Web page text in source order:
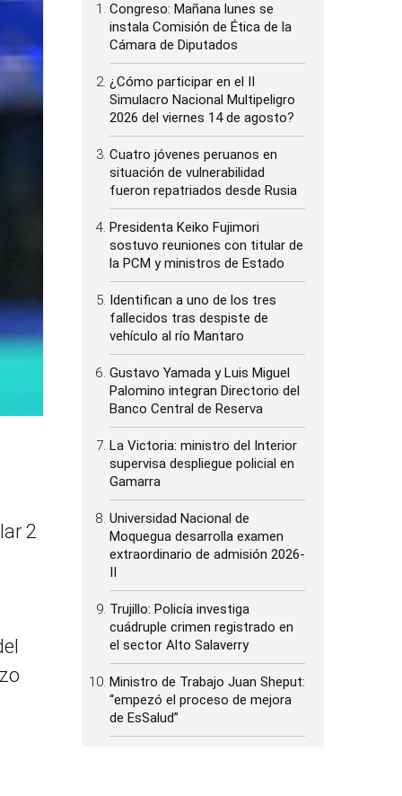
2
Congreso: Mañana lunes se
instala Comisión de Ética de la
Cámara de Diputados
¿Cómo participar en el II
Simulacro Nacional Multipeligro
2026 del viernes 14 de agosto?
Cuatro jóvenes peruanos en
situación de vulnerabilidad
fueron repatriados desde Rusia
Presidenta Keiko Fujimori
sostuvo reuniones con titular de
la PCM y ministros de Estado
Identifican a uno de los tres
fallecidos tras despiste de
vehículo al río Mantaro
Gustavo Yamada y Luis Miguel
Palomino integran Directorio del
Banco Central de Reserva
La Victoria: ministro del Interior
supervisa despliegue policial en
Gamarra
Universidad Nacional de
Moquegua desarrolla examen
extraordinario de admisión 2026-
II
Trujillo: Policía investiga
cuádruple crimen registrado en
el sector Alto Salaverry
Ministro de Trabajo Juan Sheput:
“empezó el proceso de mejora
de EsSalud”